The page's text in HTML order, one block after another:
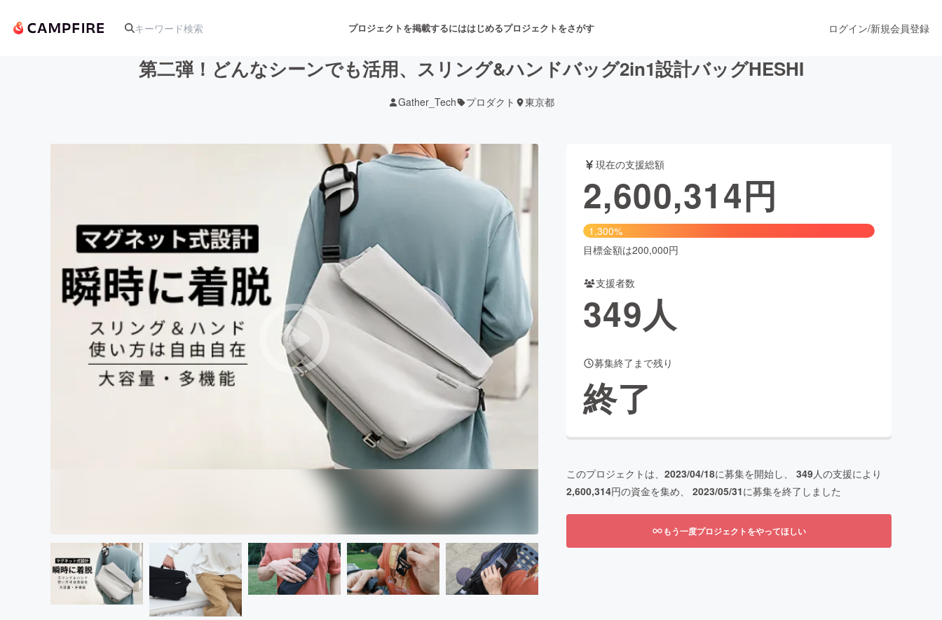
プロジェクトを掲載するにははじめるプロジェクトをさがす
音楽 舞台・パフォーマンス
ゲーム・サービス開発 フード・飲食店 ファッション
映像・映画 書籍・雑誌出版
ビジネス・起業 チャレンジ ビューティー・ヘルスケア
まちづくり・地域活性化
CAMPFIRE for Social GoodCAMPFIRE Creation
CAMPFIREふるさと納税machi-ya コミュニティ
ログイン/新規会員登録
第二弾！どんなシーンでも活用、スリング&ハンドバッグ2in1設計バッグHESHI
Gather_Tech プロダクト 東京都
現在の支援総額
2,600,314円
1,300%
目標金額は200,000円
支援者数
349人
募集終了まで残り
終了
このプロジェクトは、 2023/04/18に募集を開始し、 349人の支援により
2,600,314円の資金を集め、 2023/05/31に募集を終了しました
もう一度プロジェクトをやってほしい